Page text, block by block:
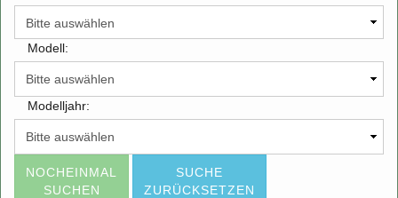
Modell:
Modelljahr:
NOCHEINMAL
SUCHEN
SUCHE
ZURÜCKSETZEN